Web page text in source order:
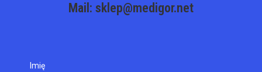
Mail: sklep@medigor.net
Imię